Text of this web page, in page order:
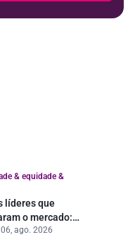
& equidade &
líderes que
o mercado:
lições
06, ago. 2026